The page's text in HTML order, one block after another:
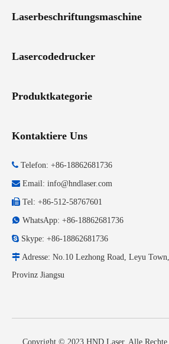
Laserbeschriftungsmaschine
Lasercodedrucker
Produktkategorie
Kontaktiere Uns
 Telefon: +86-18862681736
 Email: info@hndlaser.com
 Tel: +86-512-58767601
 WhatsApp: +86-18862681736
 Skype: +86-18862681736
 Adresse: No.10 Lezhong Road, Leyu
Provinz Jiangsu
Copyright © 2023 HND Laser. Alle Rechte